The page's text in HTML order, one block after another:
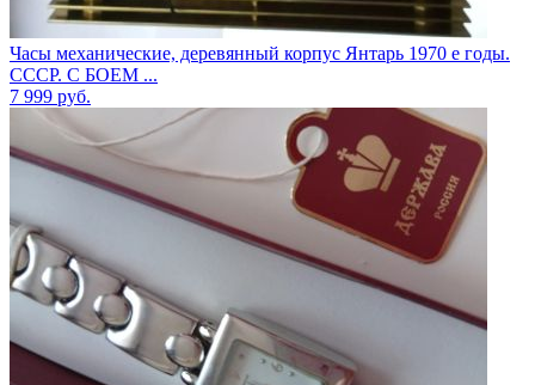
Часы механические, деревянный корпус Янтарь 1970 е годы.
СССР. С БОЕМ ...
7 999 руб.